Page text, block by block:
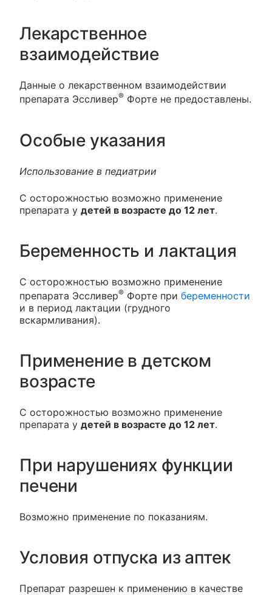
Лекарственное
взаимодействие
Данные о лекарственном взаимодействии
препарата Эссливер® Форте не предоставлены.
Особые указания
Использование в педиатрии
С осторожностью возможно применение
препарата у детей в возрасте до 12 лет.
Беременность и лактация
С осторожностью возможно применение
препарата Эссливер® Форте при беременности
и в период лактации (грудного
вскармливания).
Применение в детском
возрасте
С осторожностью возможно применение
препарата у детей в возрасте до 12 лет.
При нарушениях функции
печени
Возможно применение по показаниям.
Условия отпуска из аптек
Препарат разрешен к применению в качестве